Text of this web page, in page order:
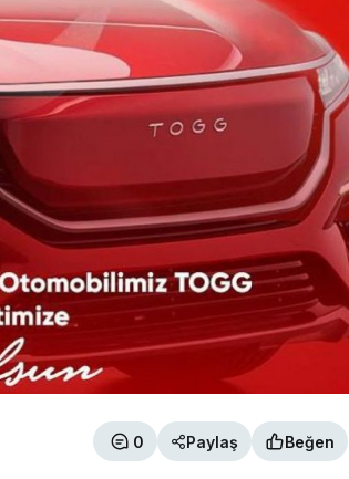
0 Paylaş Beğen
Bursa Bölge
Manda Köyü’nün 50 yıllık
üreticisi manda sucuğu ve
yoğurduyla fark oluşturdu